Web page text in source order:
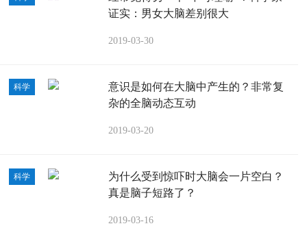
证实：男女大脑差别很大
2019-03-30
科学
意识是如何在大脑中产生的？非常复
杂的全脑动态互动
2019-03-20
科学
为什么受到惊吓时大脑会一片空白？
真是脑子短路了？
2019-03-16